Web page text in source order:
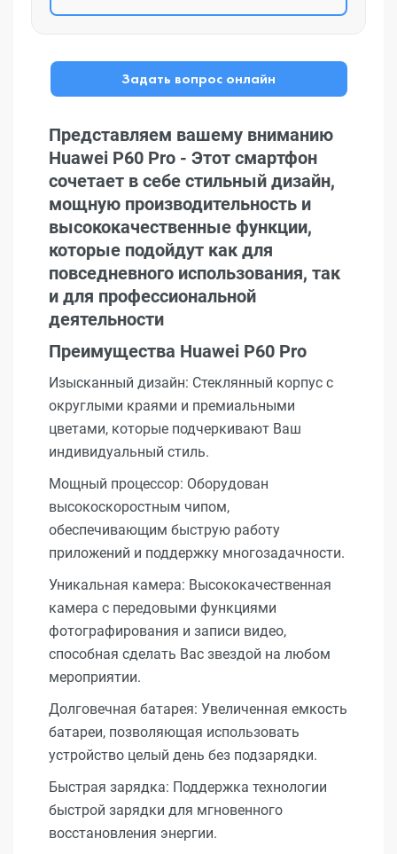
Задать вопрос онлайн
Представляем вашему вниманию
Huawei P60 Pro - Этот смартфон
сочетает в себе стильный дизайн,
мощную производительность и
высококачественные функции,
которые подойдут как для
повседневного использования, так
и для профессиональной
деятельности
Преимущества Huawei P60 Pro
Изысканный дизайн: Стеклянный корпус с
округлыми краями и премиальными
цветами, которые подчеркивают Ваш
индивидуальный стиль.
Мощный процессор: Оборудован
высокоскоростным чипом,
обеспечивающим быструю работу
приложений и поддержку многозадачности.
Уникальная камера: Высококачественная
камера с передовыми функциями
фотографирования и записи видео,
способная сделать Вас звездой на любом
мероприятии.
Долговечная батарея: Увеличенная емкость
батареи, позволяющая использовать
устройство целый день без подзарядки.
Быстрая зарядка: Поддержка технологии
быстрой зарядки для мгновенного
восстановления энергии.